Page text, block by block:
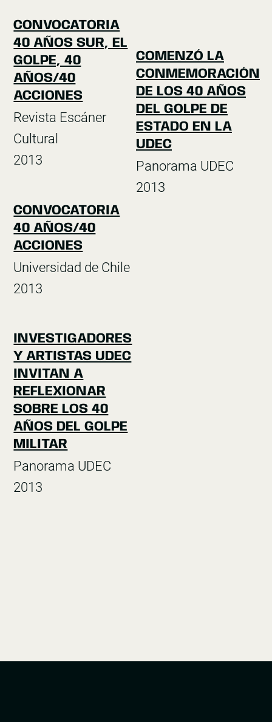
CONVOCATORIA
40 AÑOS SUR, EL
GOLPE, 40
AÑOS/40
ACCIONES
Revista Escáner
Cultural
2013
CONVOCATORIA
40 AÑOS/40
ACCIONES
Universidad de Chile
2013
INVESTIGADORES
Y ARTISTAS UDEC
INVITAN A
REFLEXIONAR
SOBRE LOS 40
AÑOS DEL GOLPE
MILITAR
Panorama UDEC
2013
COMENZÓ LA
CONMEMORACIÓN
DE LOS 40 AÑOS
DEL GOLPE DE
ESTADO EN LA
UDEC
Panorama UDEC
2013